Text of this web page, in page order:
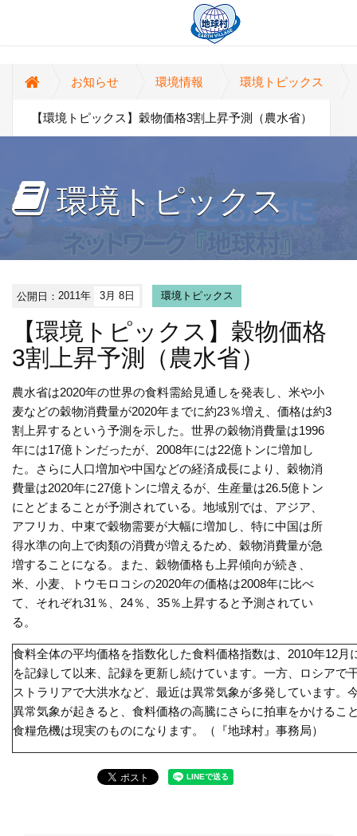
お知らせ 環境情報 環境トピックス
【環境トピックス】穀物価格3割上昇予測（農水省）
環境トピックス
公開日：2011年 3月 8日 環境トピックス
【環境トピックス】穀物価格
3割上昇予測（農水省）
農水省は2020年の世界の食料需給見通しを発表し、米や小
麦などの穀物消費量が2020年までに約23％増え、価格は約3
割上昇するという予測を示した。世界の穀物消費量は1996
年には17億トンだったが、2008年には22億トンに増加し
た。さらに人口増加や中国などの経済成長により、穀物消
費量は2020年に27億トンに増えるが、生産量は26.5億トン
にとどまることが予測されている。地域別では、アジア、
アフリカ、中東で穀物需要が大幅に増加し、特に中国は所
得水準の向上で肉類の消費が増えるため、穀物消費量が急
増することになる。また、穀物価格も上昇傾向が続き、
米、小麦、トウモロコシの2020年の価格は2008年に比べ
て、それぞれ31％、24％、35％上昇すると予測されてい
る。
食料全体の平均価格を指数化した食料価格指数は、2010年12月
を記録して以来、記録を更新し続けています。一方、ロシアで
ストラリアで大洪水など、最近は異常気象が多発しています。
異常気象が起きると、食料価格の高騰にさらに拍車をかけるこ
食糧危機は現実のものになります。（『地球村』事務局）